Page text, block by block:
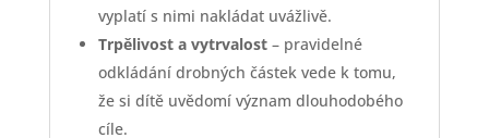
vyplatí s nimi nakládat uvážlivě.
Trpělivost a vytrvalost– pravidelné
odkládání drobných částek vede k tomu,
že si dítě uvědomí význam dlouhodobého
cíle.